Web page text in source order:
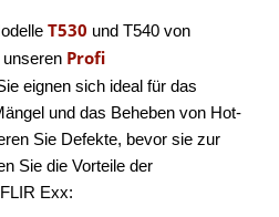
T530 und T540 von
Profi
eignen sich ideal für das
und das Beheben von Hot-
Sie Defekte, bevor sie zur
Sie die Vorteile der
Exx: